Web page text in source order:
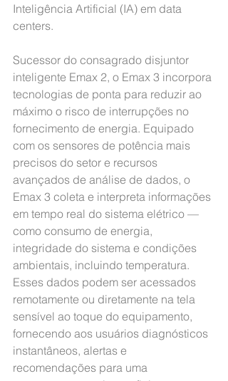
Inteligência Artificial (IA) em data
centers.
Sucessor do consagrado disjuntor
inteligente Emax 2, o Emax 3 incorpora
tecnologias de ponta para reduzir ao
máximo o risco de interrupções no
fornecimento de energia. Equipado
com os sensores de potência mais
precisos do setor e recursos
avançados de análise de dados, o
Emax 3 coleta e interpreta informações
em tempo real do sistema elétrico —
como consumo de energia,
integridade do sistema e condições
ambientais, incluindo temperatura.
Esses dados podem ser acessados
remotamente ou diretamente na tela
sensível ao toque do equipamento,
fornecendo aos usuários diagnósticos
instantâneos, alertas e
recomendações para uma